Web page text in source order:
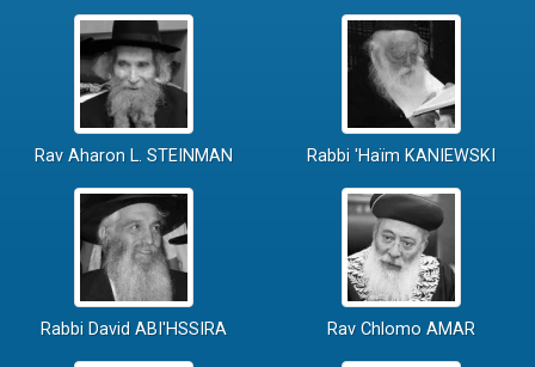
Rav Aharon L. STEINMAN Rabbi 'Haïm KANIEWSKI
Rabbi David ABI'HSSIRA Rav Chlomo AMAR